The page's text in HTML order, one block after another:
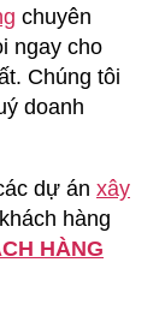
chuyên
ngay cho
Chúng tôi
doanh
dự án xây
hàng
HÀNG